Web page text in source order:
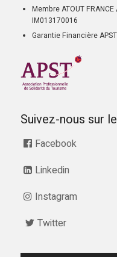
Membre ATOUT
IM013170016
Garantie Financière APST
Suivez-nous sur
Facebook
Linkedin
Instagram
Twitter